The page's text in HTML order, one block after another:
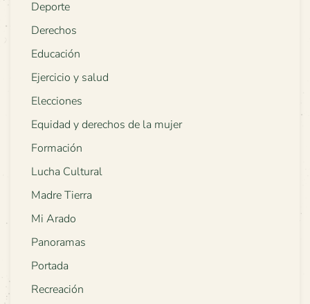
Deporte
Derechos
Educación
Ejercicio y salud
Elecciones
Equidad y derechos de la mujer
Formación
Lucha Cultural
Madre Tierra
Mi Arado
Panoramas
Portada
Recreación